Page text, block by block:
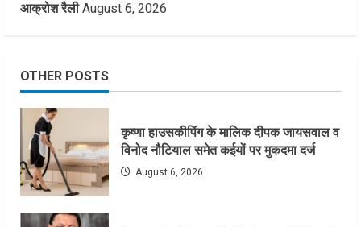
आक्रोश रैली August 6, 2026
OTHER POSTS
कृष्णा हाउसकीपिंग के मालिक दीपक जायसवाल व
विनोद नौटियाल समेत कईयों पर मुकदमा दर्ज
August 6, 2026